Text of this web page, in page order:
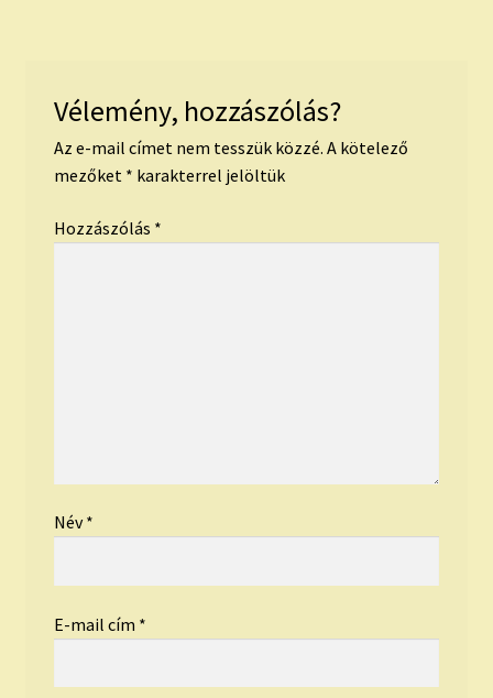
Vélemény, hozzászólás?
Az e-mail címet nem tesszük közzé. A kötelező
mezőket * karakterrel jelöltük
Hozzászólás *
Név*
E-mail cím *